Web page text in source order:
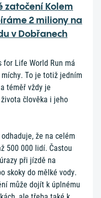
zatočení Kolem
2 miliony na
v Dobřanech
for Life World Run má
To je totiž jedním
téměř vždy je
člověka i jeho
že na celém
500 000 lidí. Častou
při jízdě na
skoky do mělké vody.
může dojít k úplnému